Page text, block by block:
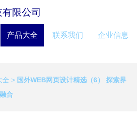
限公司
产品大全 联系我们 企业信息
全 > 国外WEB网页设计精选（6） 探索界
合